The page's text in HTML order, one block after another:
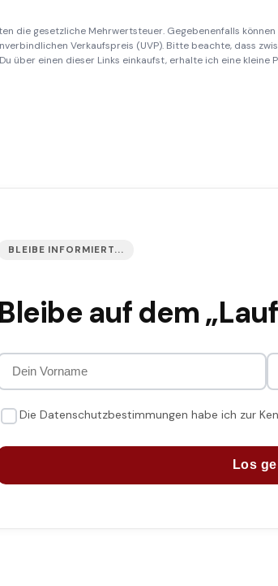
die gesetzliche Mehrwertsteuer. Gegebenenfalls
Verkaufspreis (UVP). Bitte beachte, dass
über einen dieser Links einkaufst, erhalte ich eine kleine
BLEIBE INFORMIERT...
Bleibe auf dem
Die Datenschutzbestimmungen habe ich zur
Los